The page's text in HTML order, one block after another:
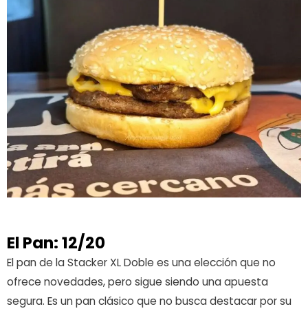
El Pan: 12/20
El pan de la Stacker XL Doble es una elección que no
ofrece novedades, pero sigue siendo una apuesta
segura. Es un pan clásico que no busca destacar por su